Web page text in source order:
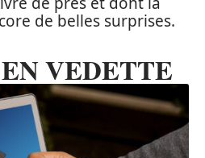
de belles surprises.
VEDETTE